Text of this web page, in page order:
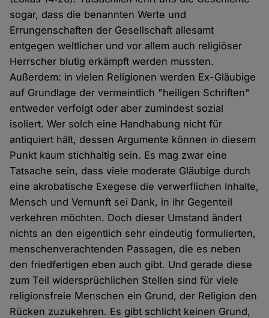
sogar, dass die benannten Werte und
Errungenschaften der Gesellschaft allesamt
entgegen weltlicher und vor allem auch religiöser
Herrscher blutig erkämpft werden mussten.
Außerdem: in vielen Religionen werden Ex-Gläubige
auf Grundlage der vermeintlich "heiligen Schriften"
entweder verfolgt oder aber zumindest sozial
isoliert. Wer solch eine Handhabung nicht für
antiquiert hält, dessen Argumente können in diesem
Punkt kaum stichhaltig sein. Es mag zwar eine
Tatsache sein, dass viele moderate Gläubige durch
eine akrobatische Exegese die verwerflichen Inhalte,
Mensch und Vernunft sei Dank, in ihr Gegenteil
verkehren möchten. Doch dieser Umstand ändert
nichts an den eigentlich sehr eindeutig formulierten,
menschenverachtenden Passagen, die es neben
den friedfertigen eben auch gibt. Und gerade diese
zum Teil widersprüchlichen Stellen sind für viele
religionsfreie Menschen ein Grund, der Religion den
Rücken zuzukehren. Es gibt schlicht keinen Grund,